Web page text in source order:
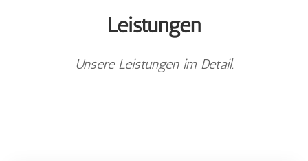
Leistungen
Unsere Leistungen im Detail.